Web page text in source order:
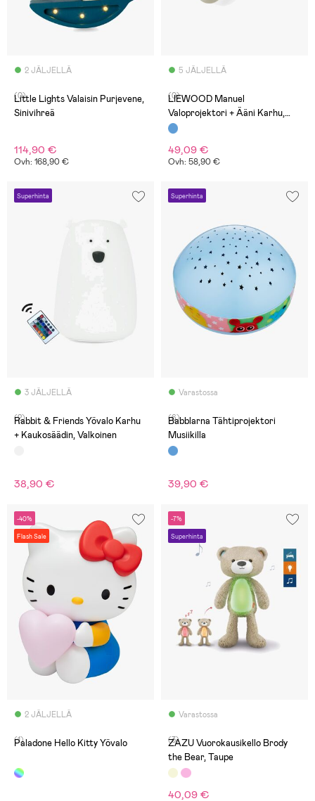
2 JÄLJELLÄ
(0)
Little Lights Valaisin Purjevene,
Sinivihreä
114,90 €
Ovh: 168,90 €
5 JÄLJELLÄ
(0)
LIEWOOD Manuel
Valoprojektori + Ääni Karhu,
Dove Blue
49,09 €
Ovh: 58,90 €
Superhinta
3 JÄLJELLÄ
(2)
Rabbit & Friends Yövalo Karhu
+ Kaukosäädin, Valkoinen
38,90 €
Superhinta
Varastossa
(6)
Babblarna Tähtiprojektori
Musiikilla
39,90 €
-40%
Flash Sale
2 JÄLJELLÄ
(1)
Paladone Hello Kitty Yövalo
-7%
Superhinta
Varastossa
(3)
ZAZU Vuorokausikello Brody
the Bear, Taupe
40,09 €